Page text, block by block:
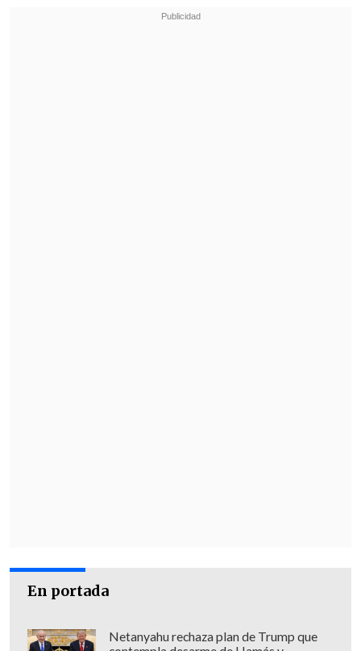
En portada
Netanyahu rechaza plan de Trump que